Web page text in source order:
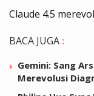
Claude 4.5
BACA JUGA :
Gemini: Sang
Merevolusi